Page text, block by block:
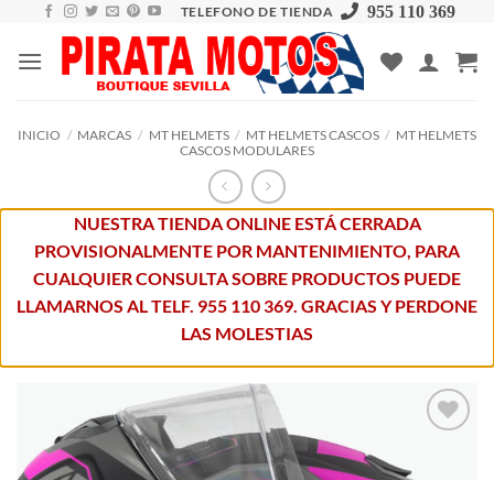
content
TELEFONO DE TIENDA 955 110 369
INICIO / MARCAS / MT HELMETS / MT HELMETS CASCOS / MT HELMETS
CASCOS MODULARES
NUESTRA TIENDA ONLINE ESTÁ CERRADA
PROVISIONALMENTE POR MANTENIMIENTO, PARA
CUALQUIER CONSULTA SOBRE PRODUCTOS PUEDE
LLAMARNOS AL TELF. 955 110 369. GRACIAS Y PERDONE
LAS MOLESTIAS